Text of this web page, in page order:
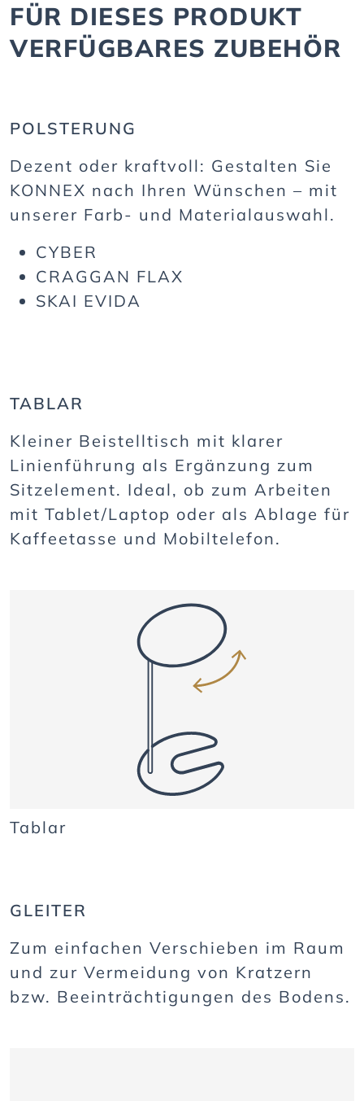
FÜR DIESES PRODUKT
VERFÜGBARES ZUBEHÖR
POLSTERUNG
Dezent oder kraftvoll: Gestalten Sie
KONNEX nach Ihren Wünschen – mit
unserer Farb- und Materialauswahl.
CYBER
CRAGGAN FLAX
SKAI EVIDA
TABLAR
Kleiner Beistelltisch mit klarer
Linienführung als Ergänzung zum
Sitzelement. Ideal, ob zum Arbeiten
mit Tablet/Laptop oder als Ablage für
Kaffeetasse und Mobiltelefon.
Tablar
GLEITER
Zum einfachen Verschieben im Raum
und zur Vermeidung von Kratzern
bzw. Beeinträchtigungen des Bodens.